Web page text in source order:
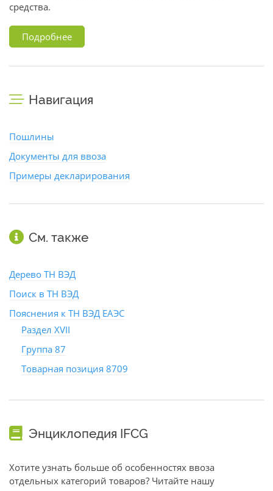
средства.
Подробнее
Навигация
Пошлины
Документы для ввоза
Примеры декларирования
См. также
Дерево ТН ВЭД
Поиск в ТН ВЭД
Пояснения к ТН ВЭД ЕАЭС
Раздел XVII
Группа 87
Товарная позиция 8709
Энциклопедия IFCG
Хотите узнать больше об особенностях ввоза
отдельных категорий товаров? Читайте нашу